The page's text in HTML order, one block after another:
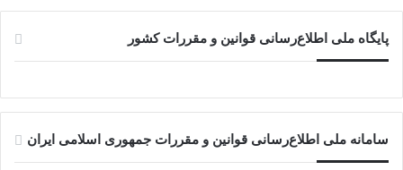
پایگاه ملی اطلاع‌رسانی قوانین و مقررات کشور
سامانه ملی اطلاع‌رسانی قوانین و مقررات جمهوری اسلامی ایران